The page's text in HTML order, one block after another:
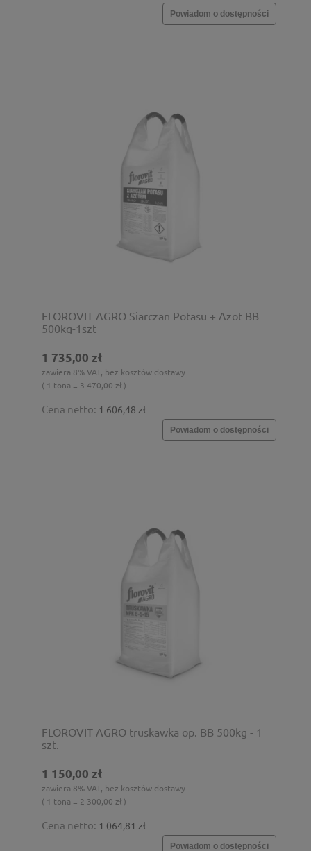
Powiadom o dostępności
FLOROVIT AGRO Siarczan Potasu + Azot BB
500kg-1szt
1 735,00 zł
zawiera 8% VAT, bez kosztów dostawy
( 1 tona = 3 470,00 zł )
Cena netto: 1 606,48 zł
Powiadom o dostępności
FLOROVIT AGRO truskawka op. BB 500kg - 1
szt.
1 150,00 zł
zawiera 8% VAT, bez kosztów dostawy
( 1 tona = 2 300,00 zł )
Cena netto: 1 064,81 zł
Powiadom o dostępności